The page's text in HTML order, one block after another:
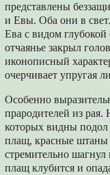
представлены
и Евы. Оба они в
Ева с видом
отчаянье закрыл
иконописный
очерчивает упругая
Особенно
прародителей из
которых видны
плащ, красные штаны
стремительно шагнул
плащ клубится и